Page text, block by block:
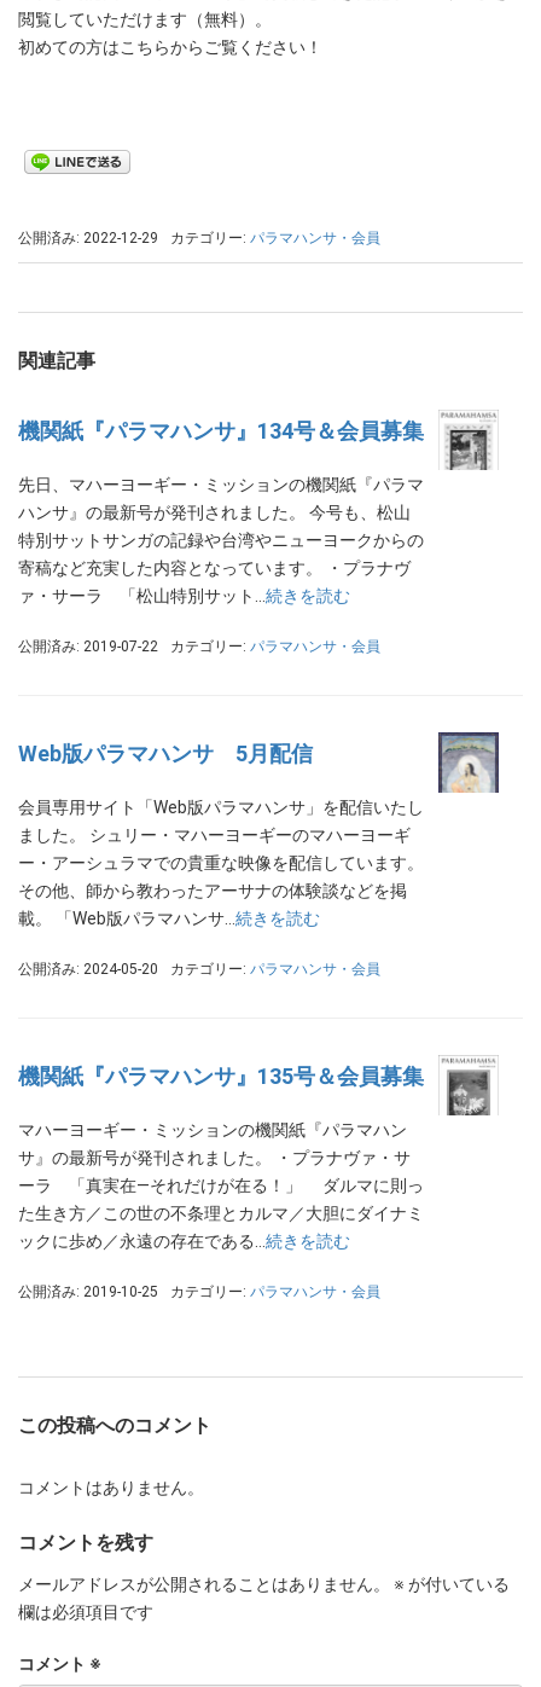
閲覧していただけます（無料）。
初めての方はこちらからご覧ください！
公開済み: 2022-12-29 カテゴリー: パラマハンサ・会員
関連記事
機関紙『パラマハンサ』134号＆会員募集
先日、マハーヨーギー・ミッションの機関紙『パラマ
ハンサ』の最新号が発刊されました。 今号も、松山
特別サットサンガの記録や台湾やニューヨークからの
寄稿など充実した内容となっています。 ・プラナヴ
ァ・サーラ 「松山特別サット… 続きを読む
公開済み: 2019-07-22 カテゴリー: パラマハンサ・会員
Web版パラマハンサ 5月配信
会員専用サイト「Web版パラマハンサ」を配信いたし
ました。 シュリー・マハーヨーギーのマハーヨーギ
ー・アーシュラマでの貴重な映像を配信しています。
その他、師から教わったアーサナの体験談などを掲
載。 「Web版パラマハンサ… 続きを読む
公開済み: 2024-05-20 カテゴリー: パラマハンサ・会員
機関紙『パラマハンサ』135号＆会員募集
マハーヨーギー・ミッションの機関紙『パラマハン
サ』の最新号が発刊されました。 ・プラナヴァ・サ
ーラ 「真実在―それだけが在る！」 ダルマに則っ
た生き方／この世の不条理とカルマ／大胆にダイナミ
ックに歩め／永遠の存在である… 続きを読む
公開済み: 2019-10-25 カテゴリー: パラマハンサ・会員
この投稿へのコメント
コメントはありません。
コメントを残す
メールアドレスが公開されることはありません。 ※ が付いている
欄は必須項目です
コメント ※